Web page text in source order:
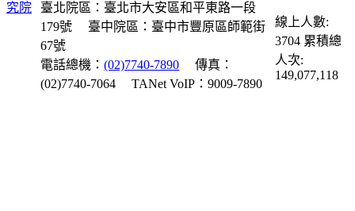
臺北院區：臺北市大安區和平東路一段
179號
臺中院區：臺中市豐原區師範街
67號
電話總機：(02)7740-7890
傳真：
(02)7740-7064
TANet VoIP：9009-7890
線上人數:
3704 累積總
人次:
149,077,118